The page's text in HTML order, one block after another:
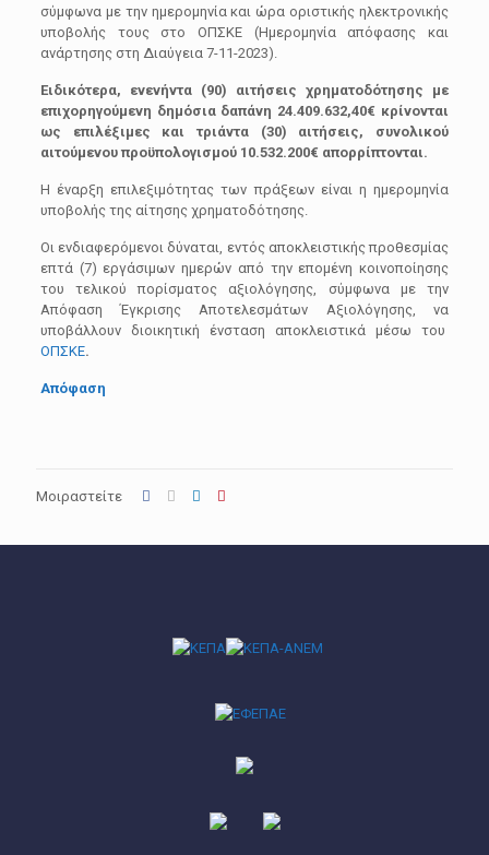
σύμφωνα με την ημερομηνία και ώρα οριστικής ηλεκτρονικής
υποβολής τους στο ΟΠΣΚΕ (Ημερομηνία απόφασης και
ανάρτησης στη Διαύγεια 7-11-2023).
Ειδικότερα, ενενήντα (90) αιτήσεις χρηματοδότησης με
επιχορηγούμενη δημόσια δαπάνη 24.409.632,40€ κρίνονται
ως επιλέξιμες και τριάντα (30) αιτήσεις, συνολικού
αιτούμενου προϋπολογισμού 10.532.200€ απορρίπτονται.
Η έναρξη επιλεξιμότητας των πράξεων είναι η ημερομηνία
υποβολής της αίτησης χρηματοδότησης.
Οι ενδιαφερόμενοι δύναται, εντός αποκλειστικής προθεσμίας
επτά (7) εργάσιμων ημερών από την επομένη κοινοποίησης
του τελικού πορίσματος αξιολόγησης, σύμφωνα με την
Απόφαση Έγκρισης Αποτελεσμάτων Αξιολόγησης, να
υποβάλλουν διοικητική ένσταση αποκλειστικά μέσω του
ΟΠΣΚΕ.
Απόφαση
Μοιραστείτε